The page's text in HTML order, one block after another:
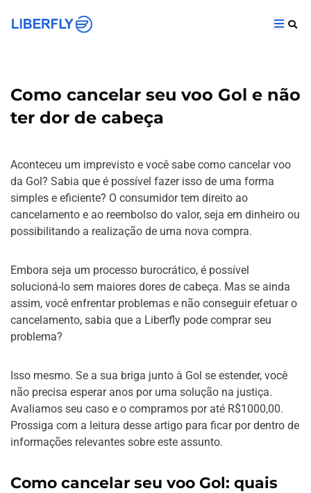
Como cancelar seu voo Gol e não
ter dor de cabeça
Aconteceu um imprevisto e você sabe como cancelar voo
da Gol? Sabia que é possível fazer isso de uma forma
simples e eficiente? O consumidor tem direito ao
cancelamento e ao reembolso do valor, seja em dinheiro ou
possibilitando a realização de uma nova compra.
Embora seja um processo burocrático, é possível
solucioná-lo sem maiores dores de cabeça. Mas se ainda
assim, você enfrentar problemas e não conseguir efetuar o
cancelamento, sabia que a Liberfly pode comprar seu
problema?
Isso mesmo. Se a sua briga junto à Gol se estender, você
não precisa esperar anos por uma solução na justiça.
Avaliamos seu caso e o compramos por até R$1000,00.
Prossiga com a leitura desse artigo para ficar por dentro de
informações relevantes sobre este assunto.
Como cancelar seu voo Gol: quais